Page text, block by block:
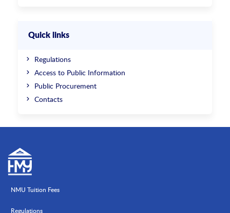
Quick links
Regulations
Access to Public Information
Public Procurement
Contacts
NMU Tuition Fees
Regulations